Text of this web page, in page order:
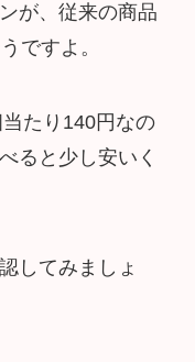
が、従来の商品
ですよ。
たり140円なの
ると少し安いく
してみましょ